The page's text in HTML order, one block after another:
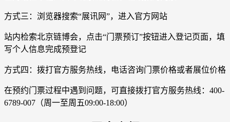
方式三：浏览器搜索“展讯网”，进入官方网站
站内检索北京链博会，点击“门票预订”按钮进入登记页面，填
写个人信息完成预登记
方式四：拨打官方服务热线，电话咨询门票价格或者展位价格
在预约门票过程中遇到问题，可直接拨打官方服务热线：400-
6789-007（周一至周五09:00-18:00）